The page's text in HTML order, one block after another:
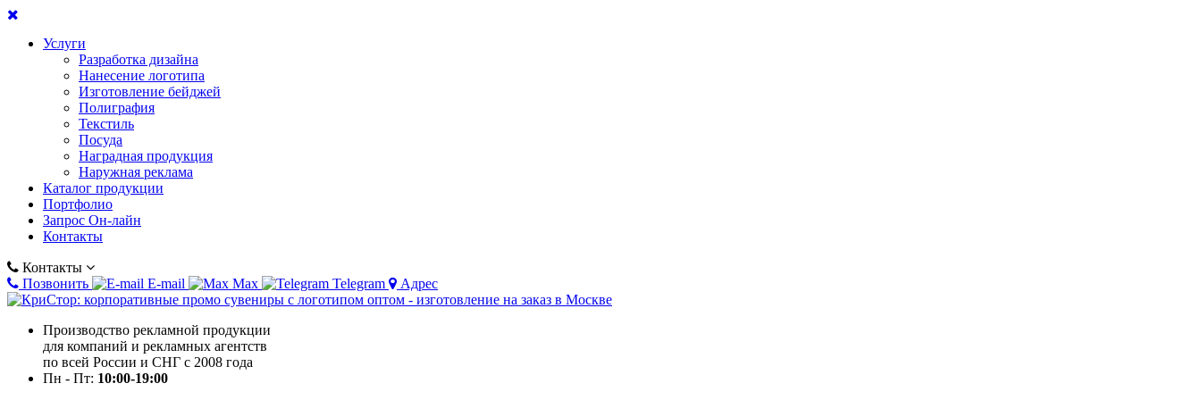
Услуги
Разработка дизайна
Нанесение логотипа
Изготовление бейджей
Полиграфия
Текстиль
Посуда
Наградная продукция
Наружная реклама
Каталог продукции
Портфолио
Запрос Он-лайн
Контакты
Контакты
Позвонить
E-mail Max Telegram Адрес
Производство рекламной продукции
для компаний и рекламных агентств
по всей России и СНГ с 2008 года
Пн - Пт: 10:00-19:00